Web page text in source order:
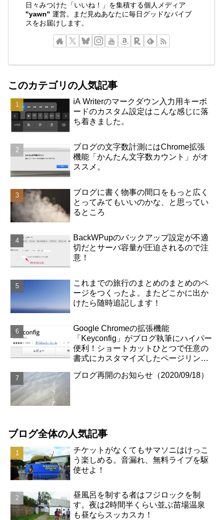
日々みつけた「いいね！」を集積する個人メディア
"yawn" 運営。まだ見ぬあなたに毎日グッドなバイブ
スをお届けします。
このカテゴリの人気記事
iA Writerのマークダウン入力用キーボ
ードのカスタム設定はこんな感じに落
ち着きました。
ブログの文字数計測にはChrome拡張
機能「かんたん文字数カウント」がオ
ススメ。
ブログに書く物事の間口をもっと広く
とってみてもいいのかな、と思ってい
るところ
BackWPupのバックアップ設定が不適
切だとサーバ容量が圧迫されるので注
意！
これまでの旅行のまとめのまとめのペ
ージをつくったよ。またどこかに出か
けたら随時追記します！
Google Chromeの拡張機能
「Keyconfig」がブログ執筆にハイパー
便利！ショートカットひとつで任意の
書式にカスタマイズしたページリンク
ブログ再開のお知らせ（2020/09/18）
ブログ全体の人気記事
チケットがなくてもサマソニはけっこ
う楽しめる。音漏れ、無料ライブを駆
使せよ！
昼風呂を制する者はフジロックを制
す。夜は2時間半くらい並ぶ苗場温泉
も昼ならスッカスカ！